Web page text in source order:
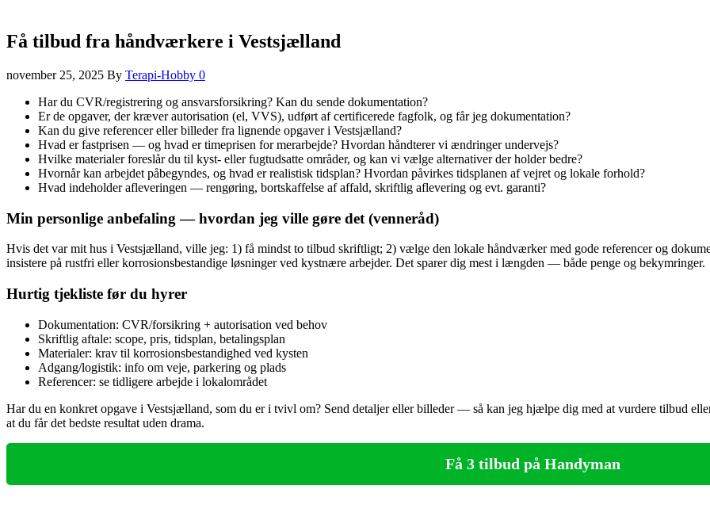
Få tilbud fra håndværkere i Vestsjælland
november 25, 2025 By Terapi-Hobby 0
Har du CVR/registrering og ansvarsforsikring? Kan du sende dokumentation?
Er de opgaver, der kræver autorisation (el, VVS), udført af certificerede fagfolk, og får jeg dokumentation?
Kan du give referencer eller billeder fra lignende opgaver i Vestsjælland?
Hvad er fastprisen — og hvad er timeprisen for merarbejde? Hvordan håndterer vi ændringer undervejs?
Hvilke materialer foreslår du til kyst- eller fugtudsatte områder, og kan vi vælge alternativer der holder bedre?
Hvornår kan arbejdet påbegyndes, og hvad er realistisk tidsplan? Hvordan påvirkes tidsplanen af vejret og lokale forhold?
Hvad indeholder afleveringen — rengøring, bortskaffelse af affald, skriftlig aflevering og evt. garanti?
Min personlige anbefaling — hvordan jeg ville gøre det (venneråd)
Hvis det var mit hus i Vestsjælland, ville jeg: 1) få mindst to tilbud skriftligt; 2) vælge den lokale håndværker med gode referencer og
insistere på rustfri eller korrosionsbestandige løsninger ved kystnære arbejder. Det sparer dig mest i længden — både penge og bekymringer.
Hurtig tjekliste før du hyrer
Dokumentation: CVR/forsikring + autorisation ved behov
Skriftlig aftale: scope, pris, tidsplan, betalingsplan
Materialer: krav til korrosionsbestandighed ved kysten
Adgang/logistik: info om veje, parkering og plads
Referencer: se tidligere arbejde i lokalområdet
Har du en konkret opgave i Vestsjælland, som du er i tvivl om? Send detaljer eller billeder — så kan jeg hjælpe dig med at vurdere tilbud
at du får det bedste resultat uden drama.
Få 3 tilbud på Handyman